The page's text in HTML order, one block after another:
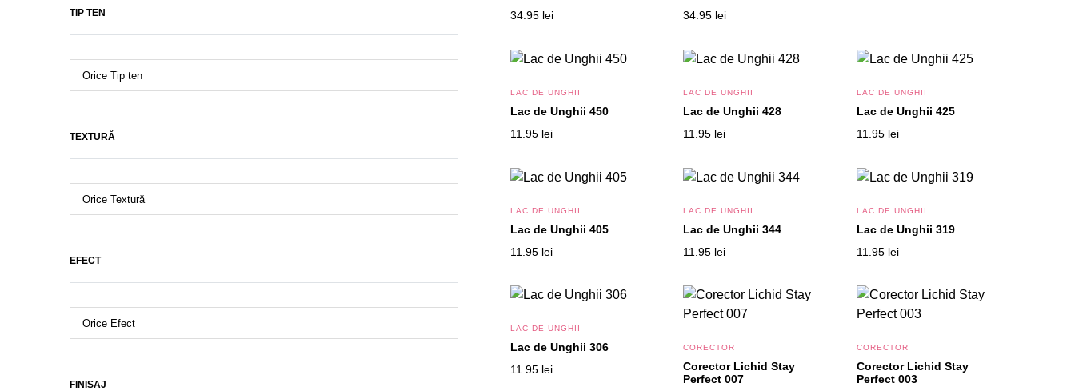
TIP TEN
TEXTURĂ
EFECT
FINISAJ
34.95 lei
34.95 lei
LAC DE UNGHII
Lac de Unghii 450
11.95 lei
LAC DE UNGHII
Lac de Unghii 428
11.95 lei
LAC DE UNGHII
Lac de Unghii 425
11.95 lei
LAC DE UNGHII
Lac de Unghii 405
11.95 lei
LAC DE UNGHII
Lac de Unghii 344
11.95 lei
LAC DE UNGHII
Lac de Unghii 319
11.95 lei
LAC DE UNGHII
Lac de Unghii 306
11.95 lei
CORECTOR
Corector Lichid Stay
Perfect 007
CORECTOR
Corector Lichid Stay
Perfect 003